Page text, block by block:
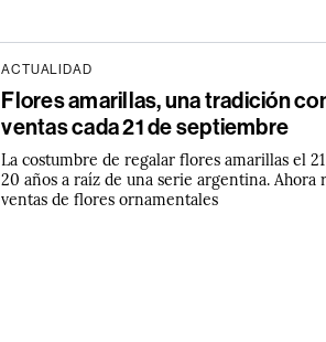
ACTUALIDAD
Flores amarillas, una tradición
ventas cada 21 de septiembre
La costumbre de regalar flores amarillas el
20 años a raíz de una serie argentina. Ahora
ventas de flores ornamentales